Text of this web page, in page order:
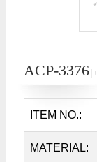
ACP-3376
ITEM NO.:
MATERIAL: